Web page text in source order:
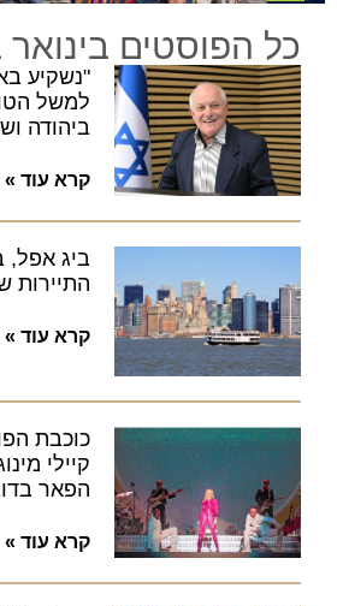
כל הפוסטים בינואר ב3,
"נשקיע
למשל
ביהודה
קרא עוד »
ביג אפל,
התיירות
קרא עוד »
כוכבת
קיילי
הפאר
קרא עוד »